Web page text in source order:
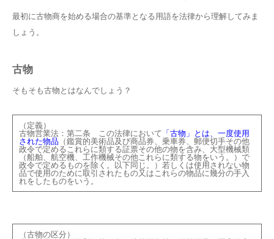
最初に古物商を始める場合の基準となる用語を法律から理解してみま
しょう。
古物
そもそも古物とはなんでしょう？
（定義）
古物営業法：第二条
この法律において 「古物」とは、一度使用
された物品 （鑑賞的美術品及び商品券、乗車券、郵便切手その他
政令で定めるこれらに類する証票その他の物を含み、大型機械類
（船舶、航空機、工作機械その他これらに類する物をいう。）で
政令で定めるものを除く。以下同じ。）若しくは使用されない物
品で使用のために取引されたもの又はこれらの物品に幾分の手入
れをしたものをいう。
（古物の区分）